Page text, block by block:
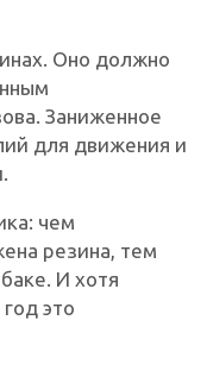
Оно должно
Заниженное
для движения и
чем
резина, тем
И хотя
это